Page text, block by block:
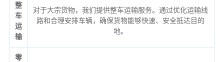
整
车
运
输
对于大宗货物，我们提供整车运输服务。通过优化运输线
路和合理安排车辆，确保货物能够快速、安全抵达目的
地。
零